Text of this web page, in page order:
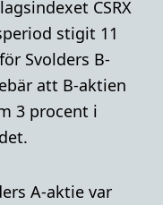
CSRX
stigit 11
Svolders B-
att B-aktien
3 procent i
A-aktie var